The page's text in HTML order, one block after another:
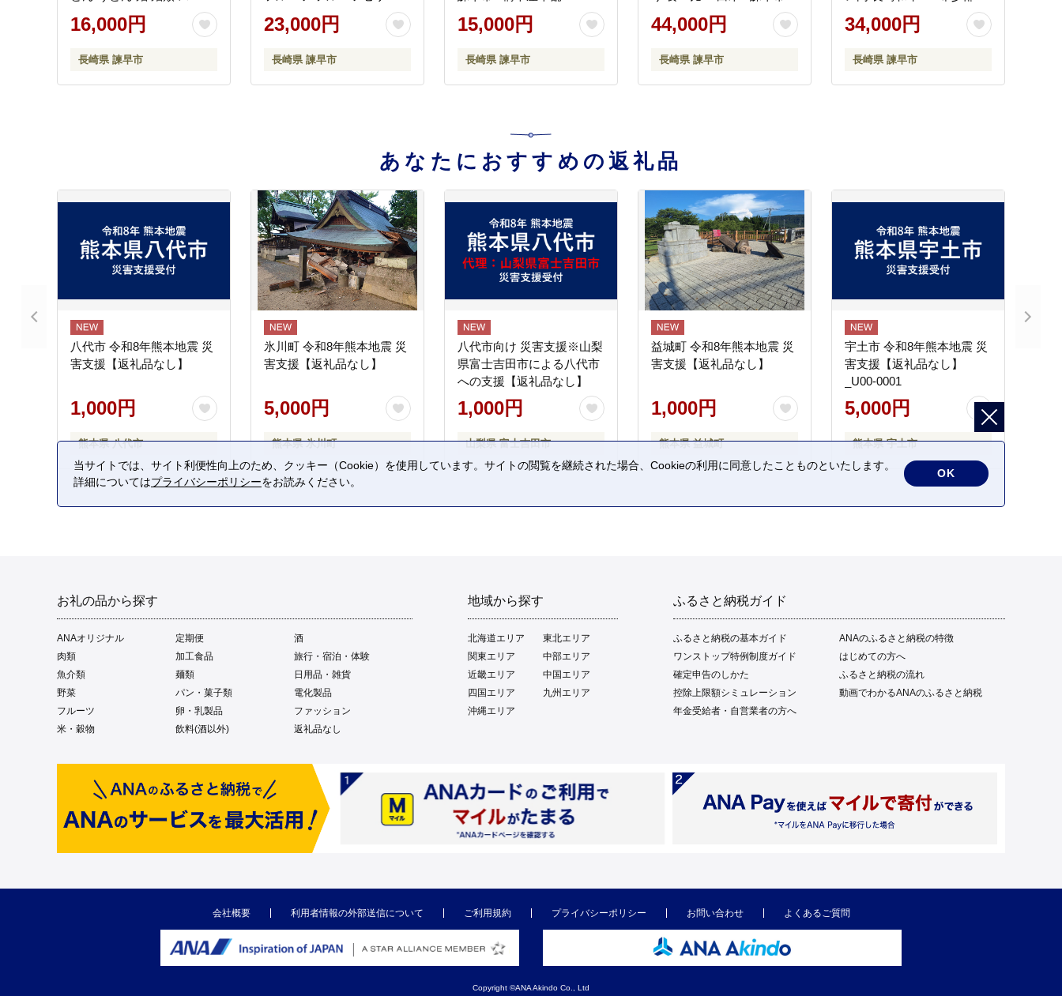
軍艦島 端島 ぐんかんじま
はしま / 諫早市 / 株式会社
16,000円
長崎県 諫早市
果物 ギフト ミックスゼリ
ー みかんゼリー 白桃ゼリ
式会社たらみ [AHBR030]
23,000円
長崎県 諫早市
15,000円
長崎県 諫早市
上島農産 [AHAS005]
44,000円
長崎県 諫早市
/ 諫早市 / 野中精肉店
[AHCW158]
34,000円
長崎県 諫早市
あなたにおすすめの返礼品
八代市 令和8年熊本地震 災
害支援【返礼品なし】
1,000円
熊本県 八代市
氷川町 令和8年熊本地震 災
害支援【返礼品なし】
5,000円
熊本県 氷川町
八代市向け 災害支援※山梨
県富士吉田市による八代市
への支援【返礼品なし】
1,000円
山梨県 富士吉田市
益城町 令和8年熊本地震 災
害支援【返礼品なし】
1,000円
熊本県 益城町
宇土市 令和8年熊本地震 災
害支援【返礼品なし】
_U00-0001
5,000円
熊本県 宇土市
お礼の品から探す
ANAオリジナル 定期便
酒
肉類
加工食品
旅行・宿泊・体験
魚介類
麺類
日用品・雑貨
野菜
パン・菓子類
電化製品
フルーツ
卵・乳製品
ファッション
米・穀物
飲料(酒以外) 返礼品なし
地域から探す
北海道エリア
東北エリア
関東エリア
中部エリア
近畿エリア
中国エリア
四国エリア
九州エリア
沖縄エリア
ふるさと納税ガイド
ふるさと納税の基本ガイド
ANAのふるさと納税の特徴
ワンストップ特例制度ガイド
はじめての方へ
確定申告のしかた
ふるさと納税の流れ
控除上限額シミュレーション
動画でわかるANAのふるさと納税
年金受給者・自営業者の方へ
会社概要 利用者情報の外部送信について ご利用規約 プライバシーポリシー お問い合わせ よくあるご質問
Copyright ©ANA Akindo Co., Ltd
当サイトでは、サイト利便性向上のため、クッキー（Cookie）を使用しています。サイトの閲覧を継続された場合、Cookieの利用に同意したことものといたします。
詳細についてはプライバシーポリシーをお読みください。
OK